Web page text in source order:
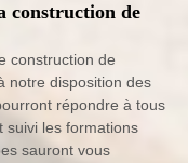
construction de
construction de
notre disposition des
répondre à tous
suivi les formations
sauront vous